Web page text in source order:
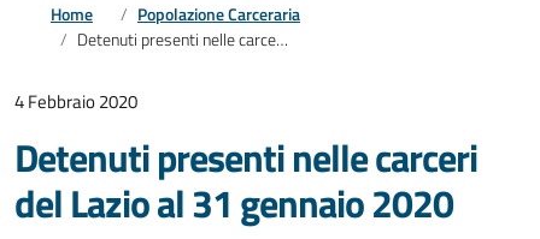
Home
Popolazione Carceraria
Detenuti presenti nelle carceri del Lazio al 31 gennaio 2020
4 Febbraio 2020
Detenuti presenti nelle carceri
del Lazio al 31 gennaio 2020